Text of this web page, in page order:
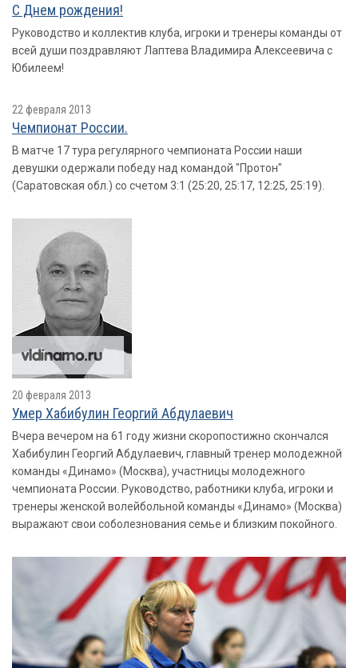
С Днем рождения!
Руководство и коллектив клуба, игроки и тренеры команды от
всей души поздравляют Лаптева Владимира Алексеевича с
Юбилеем!
22 февраля 2013
Чемпионат России.
В матче 17 тура регулярного чемпионата России наши
девушки одержали победу над командой "Протон"
(Саратовская обл.) со счетом 3:1 (25:20, 25:17, 12:25, 25:19).
20 февраля 2013
Умер Хабибулин Георгий Абдулаевич
Вчера вечером на 61 году жизни скоропостижно скончался
Хабибулин Георгий Абдулаевич, главный тренер молодежной
команды «Динамо» (Москва), участницы молодежного
чемпионата России. Руководство, работники клуба, игроки и
тренеры женской волейбольной команды «Динамо» (Москва)
выражают свои соболезнования семье и близким покойного.